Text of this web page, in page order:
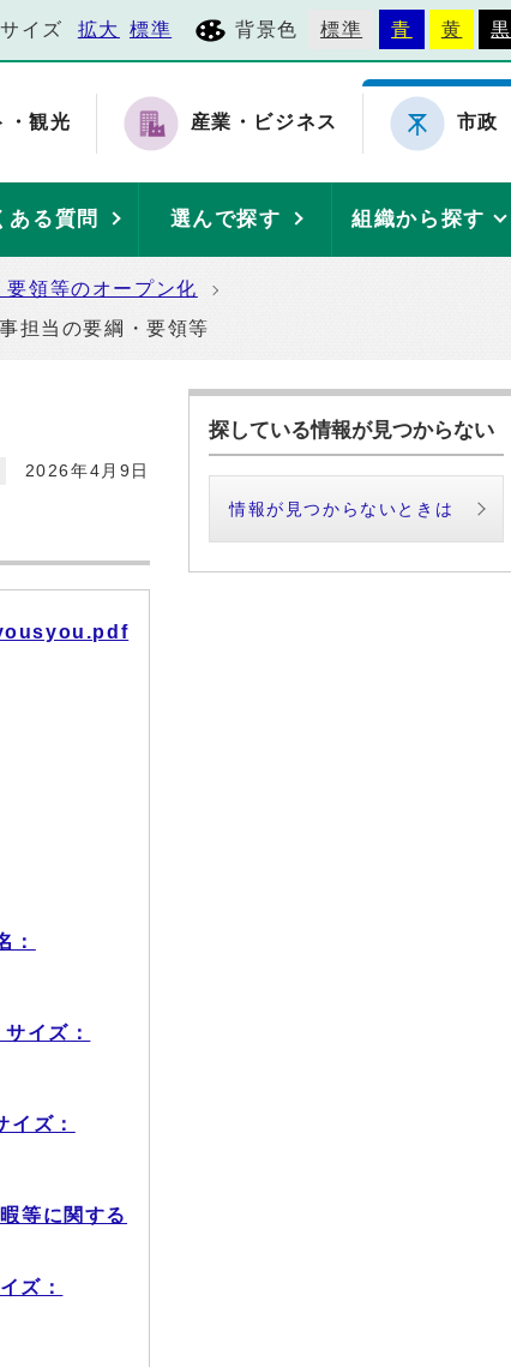
イズ 拡大 標準 背景色 標準 青 黄 黒
・観光 産業・ビジネス 市政
ある質問 選んで探す 組織から探す
要領等のオープン化
担当の要綱・要領等
2026年4月9日
：
イズ：
ズ：
等に関する
ズ：
探している情報が見つからない
情報が見つからないときは